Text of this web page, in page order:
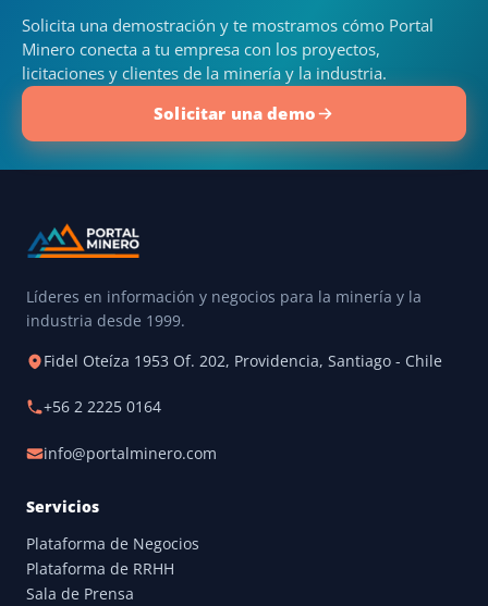
Solicita una demostración y te mostramos cómo Portal
Minero conecta a tu empresa con los proyectos,
licitaciones y clientes de la minería y la industria.
Solicitar una demo
Líderes en información y negocios para la minería y la
industria desde 1999.
Fidel Oteíza 1953 Of. 202, Providencia, Santiago - Chile
+56 2 2225 0164
info@portalminero.com
Servicios
Plataforma de Negocios
Plataforma de RRHH
Sala de Prensa